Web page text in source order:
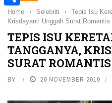
Home › Selebriti ›
Tepis Isu
Krisdayanti Unggah Surat Romantis
TEPIS ISU
TANGGANYA,
SURAT
BY 20 NOVEMBER 2019
Share